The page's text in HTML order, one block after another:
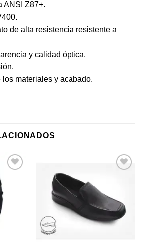
ANSI Z87+.
de alta resistencia resistente a
y calidad óptica.
materiales y acabado.